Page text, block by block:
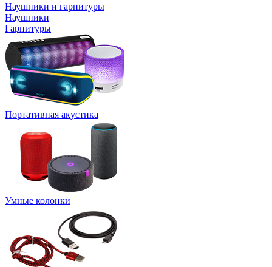
Наушники и гарнитуры
Наушники
Гарнитуры
Портативная акустика
Умные колонки